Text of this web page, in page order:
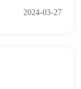
2024-03-27